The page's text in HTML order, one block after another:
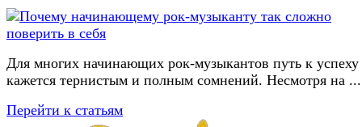
Для многих начинающих рок-музыкантов путь к успеху
кажется тернистым и полным сомнений. Несмотря на ...
Перейти к статьям